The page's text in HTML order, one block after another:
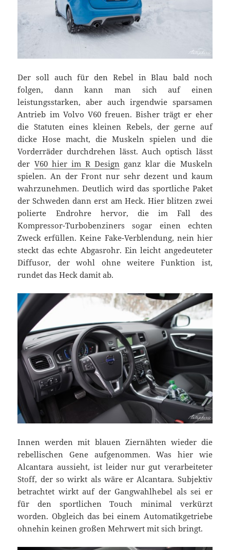
Der soll auch für den Rebel in Blau bald noch
folgen, dann kann man sich auf einen
leistungsstarken, aber auch irgendwie sparsamen
Antrieb im Volvo V60 freuen. Bisher trägt er eher
die Statuten eines kleinen Rebels, der gerne auf
dicke Hose macht, die Muskeln spielen und die
Vorderräder durchdrehen lässt. Auch optisch lässt
der V60 hier im R Design ganz klar die Muskeln
spielen. An der Front nur sehr dezent und kaum
wahrzunehmen. Deutlich wird das sportliche Paket
der Schweden dann erst am Heck. Hier blitzen zwei
polierte Endrohre hervor, die im Fall des
Kompressor-Turbobenziners sogar einen echten
Zweck erfüllen. Keine Fake-Verblendung, nein hier
steckt das echte Abgasrohr. Ein leicht angedeuteter
Diffusor, der wohl ohne weitere Funktion ist,
rundet das Heck damit ab.
Innen werden mit blauen Ziernähten wieder die
rebellischen Gene aufgenommen. Was hier wie
Alcantara aussieht, ist leider nur gut verarbeiteter
Stoff, der so wirkt als wäre er Alcantara. Subjektiv
betrachtet wirkt auf der Gangwahlhebel als sei er
für den sportlichen Touch minimal verkürzt
worden. Obgleich das bei einem Automatikgetriebe
ohnehin keinen großen Mehrwert mit sich bringt.